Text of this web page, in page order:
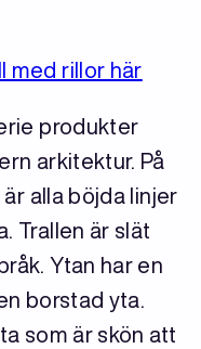
med rillor här
produkter
arkitektur. På
alla böjda linjer
Trallen är slät
Ytan har en
borstad yta.
som är skön att